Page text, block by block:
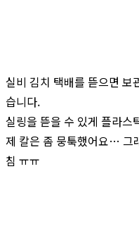
실비 김치 택배를 뜯으면 보
습니다.
실링을 뜯을 수 있게 플라스
제 칼은 좀 뭉툭했어요… 그
침 ㅠㅠ